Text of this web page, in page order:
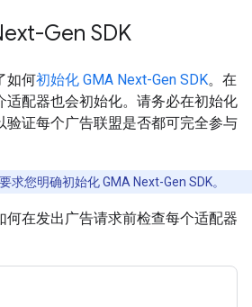
Gen SDK
如何初始化 GMA Next-Gen SDK。在
适配器也会初始化。请务必在初始化
验证每个广告联盟是否都可完全参与
求您明确初始化GMA Next-Gen SDK。
何在发出广告请求前检查每个适配器